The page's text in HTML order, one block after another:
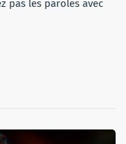
pas les paroles avec